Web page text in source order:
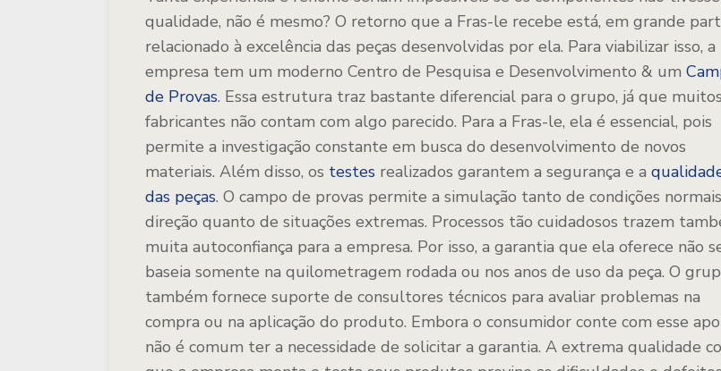
qualidade, não é mesmo? O retorno que a Fras-le recebe está, em grande
relacionado à excelência das peças desenvolvidas por ela. Para viabilizar isso, a
empresa tem um moderno Centro de Pesquisa e Desenvolvimento & um
de Provas. Essa estrutura traz bastante diferencial para o grupo, já que muitos
fabricantes não contam com algo parecido. Para a Fras-le, ela é essencial, pois
permite a investigação constante em busca do desenvolvimento de novos
materiais. Além disso, os testes realizados garantem a segurança e a
das peças. O campo de provas permite a simulação tanto de condições
direção quanto de situações extremas. Processos tão cuidadosos trazem
muita autoconfiança para a empresa. Por isso, a garantia que ela oferece não
baseia somente na quilometragem rodada ou nos anos de uso da peça. O
também fornece suporte de consultores técnicos para avaliar problemas na
compra ou na aplicação do produto. Embora o consumidor conte com esse
não é comum ter a necessidade de solicitar a garantia. A extrema qualidade